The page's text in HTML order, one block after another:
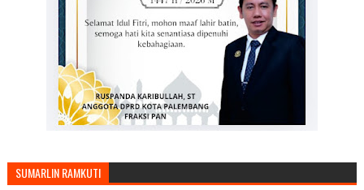
SUMARLIN RAMKUTI